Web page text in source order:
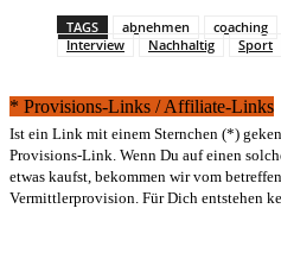
TAGS abnehmen coaching
Interview
Nachhaltig Sport
* Provisions-Links / Affiliate-Links
Ist ein Link mit einem Sternchen (*)
Provisions-Link. Wenn Du auf einen
etwas kaufst, bekommen wir vom
Vermittlerprovision. Für Dich entstehen